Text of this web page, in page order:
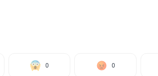
0 0